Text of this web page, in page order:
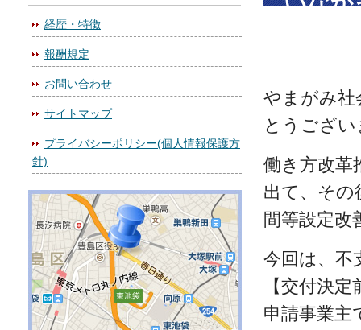
やまがみ社
とうござ
働き方改革
出て、その
間等設定改
今回は、不
【交付決
申請事業主
経歴・特徴
報酬規定
お問い合わせ
サイトマップ
プライバシーポリシー(個人情報保護方
針)